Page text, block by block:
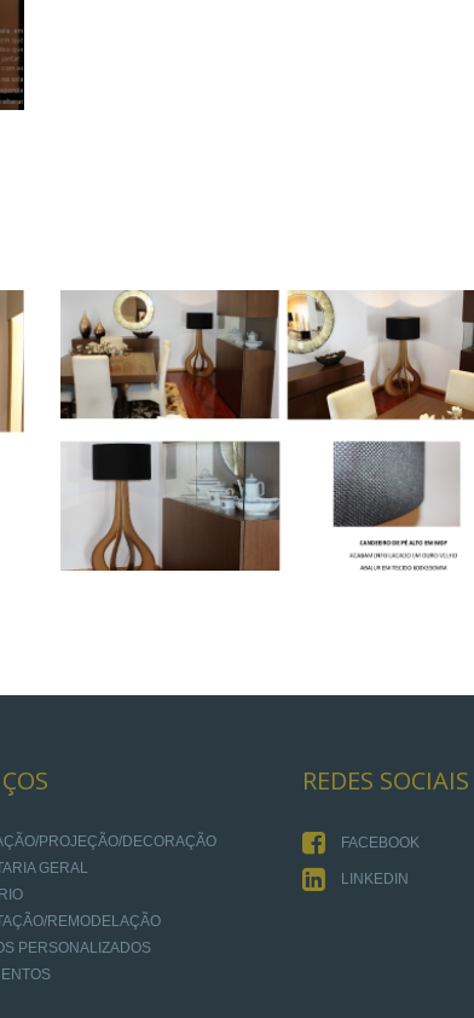
TRABALHOS PERSONALIZADOS_3
PROJEÇÃO/DECORAÇÃO
GERAL
REMODELAÇÃO
PERSONALIZADOS
REDES SOCIAIS
FACEBOOK
LINKEDIN